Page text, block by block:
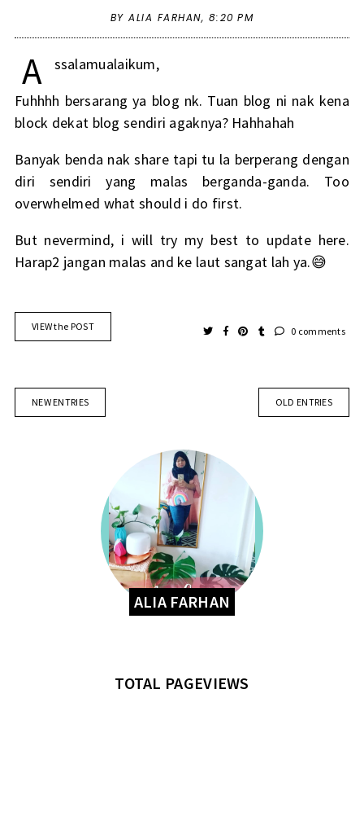
BY ALIA FARHAN, 8:20 PM
A
ssalamualaikum,
Fuhhhh bersarang ya blog nk. Tuan blog ni nak kena
block dekat blog sendiri agaknya? Hahhahah
Banyak benda nak share tapi tu la berperang dengan
diri sendiri yang malas berganda-ganda. Too
overwhelmed what should i do first.
But nevermind, i will try my best to update here.
Harap2 jangan malas and ke laut sangat lah ya.😅
VIEW the POST 0 comments
NEW ENTRIES OLD ENTRIES
ALIA FARHAN
TOTAL PAGEVIEWS